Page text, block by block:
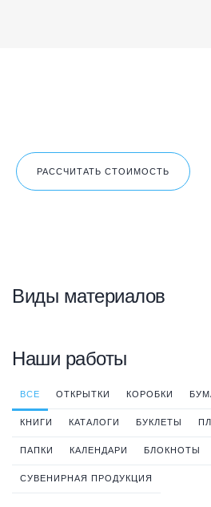
РАССЧИТАТЬ СТОИМОСТЬ
Виды материалов
Наши работы
ВСЕ ОТКРЫТКИ КОРОБКИ
КНИГИ КАТАЛОГИ БУКЛЕТЫ
ПАПКИ КАЛЕНДАРИ БЛОКНОТЫ
СУВЕНИРНАЯ ПРОДУКЦИЯ